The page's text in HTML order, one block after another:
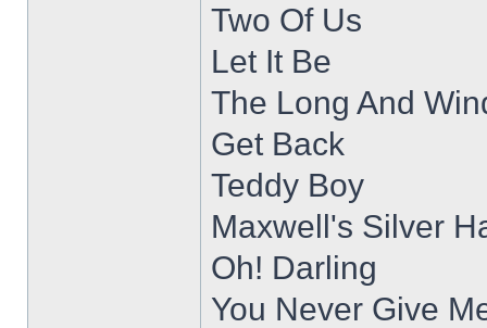
Two Of Us
Let It Be
The Long And
Get Back
Teddy Boy
Maxwell's Silver
Oh! Darling
You Never Give